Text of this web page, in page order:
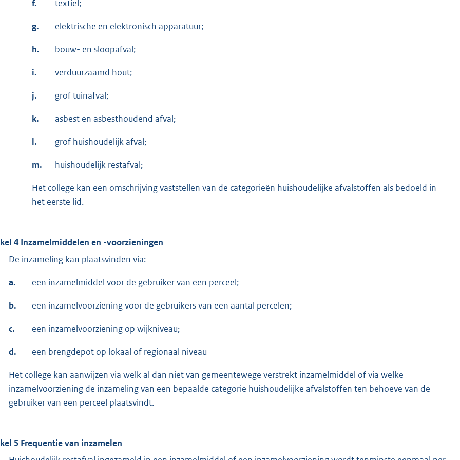
f. textiel;
g. elektrische en elektronisch apparatuur;
h. bouw- en sloopafval;
i. verduurzaamd hout;
j. grof tuinafval;
k. asbest en asbesthoudend afval;
l. grof huishoudelijk afval;
m. huishoudelijk restafval;
Het college kan een omschrijving vaststellen van de categorieën huishoudelijke afvalstoffen als bedoeld in
het eerste lid.
4 Inzamelmiddelen en -voorzieningen
De inzameling kan plaatsvinden via:
a. een inzamelmiddel voor de gebruiker van een perceel;
b. een inzamelvoorziening voor de gebruikers van een aantal percelen;
c. een inzamelvoorziening op wijkniveau;
d. een brengdepot op lokaal of regionaal niveau
Het college kan aanwijzen via welk al dan niet van gemeentewege verstrekt inzamelmiddel of via welke
inzamelvoorziening de inzameling van een bepaalde categorie huishoudelijke afvalstoffen ten behoeve van de
gebruiker van een perceel plaatsvindt.
5 Frequentie van inzamelen